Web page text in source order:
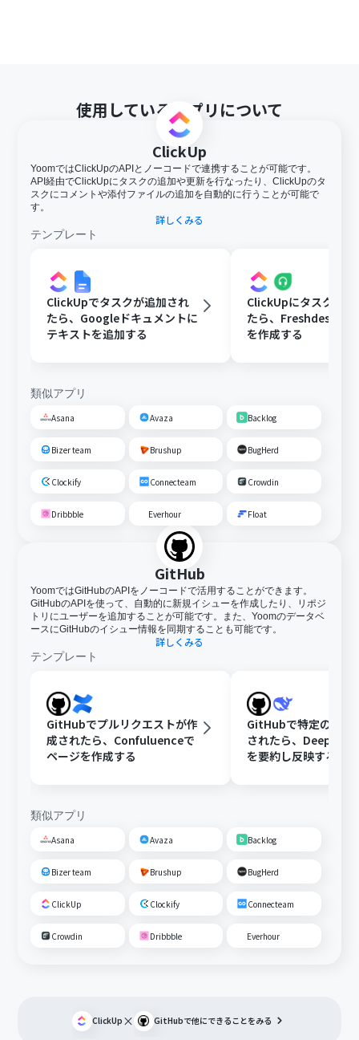
使用しているアプリについて
ClickUp
YoomではClickUpのAPIとノーコードで連携することが可能です。
API経由でClickUpにタスクの追加や更新を行なったり、ClickUpのタ
スクにコメントや添付ファイルの追加を自動的に行うことが可能で
す。
詳しくみる
テンプレート
ClickUpでタスクが追加され
たら、Googleドキュメントに
テキストを追加する
ClickUpにタスクが作
たら、Freshdeskに
を作成する
類似アプリ
Asana Avaza Backlog
Bizer team Brushup BugHerd
Clockify Connecteam Crowdin
Dribbble Everhour Float
GitHub
YoomではGitHubのAPIをノーコードで活用することができます。
GitHubのAPIを使って、自動的に新規イシューを作成したり、リポジ
トリにユーザーを追加することが可能です。また、Yoomのデータベ
ースにGitHubのイシュー情報を同期することも可能です。
詳しくみる
テンプレート
GitHubでプルリクエストが作
成されたら、Confuluenceで
ページを作成する
GitHubで特定の
されたら、
を要約し反映する
類似アプリ
Asana Avaza Backlog
Bizer team Brushup BugHerd
ClickUp Clockify Connecteam
Crowdin Dribbble Everhour
ClickUp × GitHubで他にできることをみる